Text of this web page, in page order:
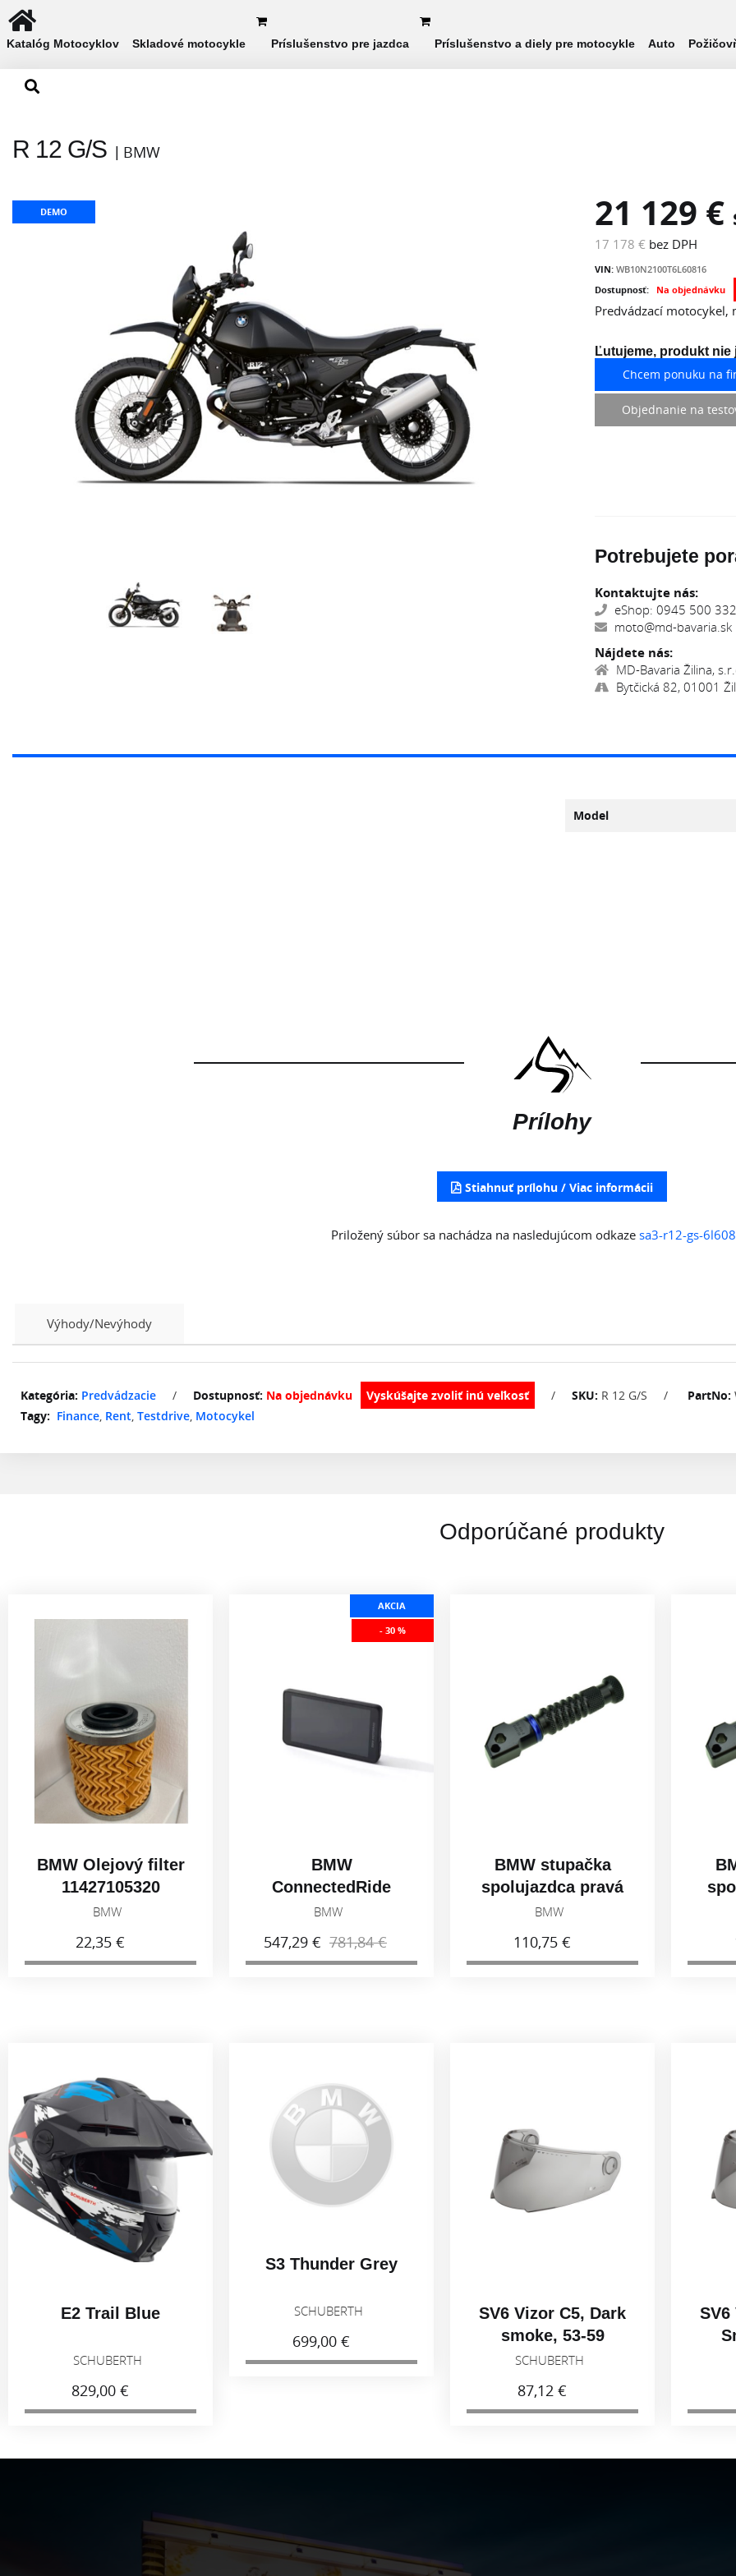
Katalóg Motocyklov Skladové motocykle Príslušenstvo pre jazdca Príslušenstvo a diely pre motocykle Auto
R 12 G/S BMW
DEMO 21 129 €
17 178 € bez DPH
VIN: WB10N2100T6L60816
Dostupnosť:
Na objednávku
Predvádzací
Ľutujeme, produkt
Chcem ponuku na
Objednanie na
Potrebujete
Kontaktujte nás:
eShop: 0945 500
moto@md-bavaria.sk
Nájdete nás:
MD-Bavaria Žilina,
Bytčická 82, 01001
Model
Prílohy
Stiahnuť prílohu
Priložený súbor sa nachádza na nasledujúcom odkaze sa3-r12-gs-
Výhody/Nevýhody
Kategória: Predvádzacie / Dostupnosť: Na objednávku / SKU: R 12 G/S / PartNo:
Tagy: Finance, Rent, Testdrive, Motocykel
Odporúčané produkty
BMW Olejový filter
11427105320
BMW
22,35 €
AKCIA
- 30 %
BMW
ConnectedRide
Navigátor
BMW
547,29 € 781,84 €
BMW stupačka
spolujazdca pravá
77258405004
BMW
110,75 €
E2 Trail Blue
SCHUBERTH
829,00 €
S3 Thunder Grey
SCHUBERTH
699,00 €
SV6 Vizor C5, Dark
smoke, 53-59
SCHUBERTH
87,12 €
SV6